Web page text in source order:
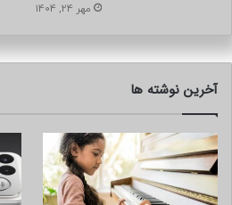
مهر 24, 1404
آخرین نوشته ها